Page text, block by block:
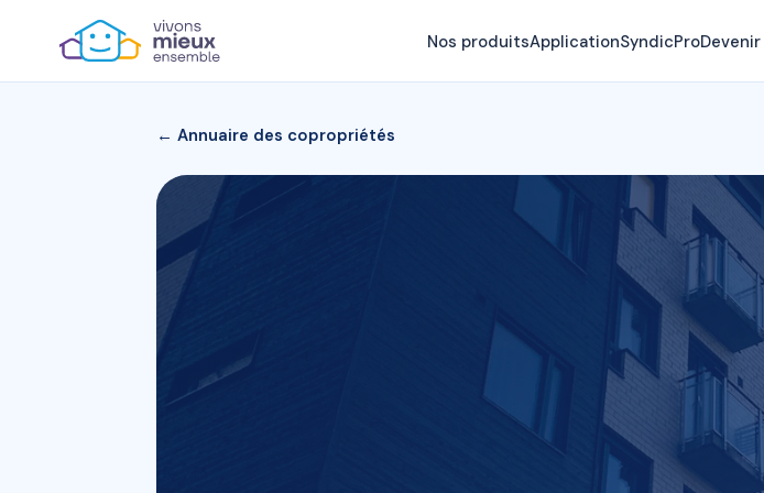
Nos produitsApplicationSyndicPro
← Annuaire des copropriétés